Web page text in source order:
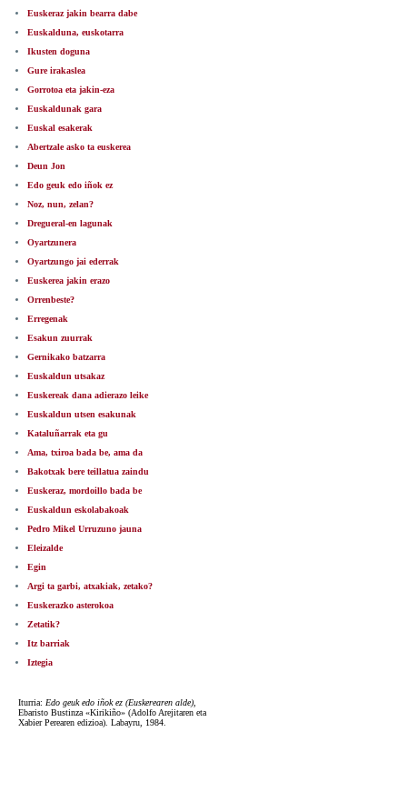
Euskeraz jakin bearra dabe
Euskalduna, euskotarra
Ikusten doguna
Gure irakaslea
Gorrotoa eta jakin-eza
Euskaldunak gara
Euskal esakerak
Abertzale asko ta euskerea
Deun Jon
Edo geuk edo iñok ez
Noz, nun, zelan?
Dregueral-en lagunak
Oyartzunera
Oyartzungo jai ederrak
Euskerea jakin erazo
Orrenbeste?
Erregenak
Esakun zuurrak
Gernikako batzarra
Euskaldun utsakaz
Euskereak dana adierazo leike
Euskaldun utsen esakunak
Kataluñarrak eta gu
Ama, txiroa bada be, ama da
Bakotxak bere teillatua zaindu
Euskeraz, mordoillo bada be
Euskaldun eskolabakoak
Pedro Mikel Urruzuno jauna
Eleizalde
Egin
Argi ta garbi, atxakiak, zetako?
Euskerazko asterokoa
Zetatik?
Itz barriak
Iztegia
Iturria: Edo geuk edo iñok ez (Euskerearen alde)
Ebaristo Bustinza «Kirikiño» (Adolfo Arejitaren eta
Xabier Perearen edizioa). Labayru, 1984.